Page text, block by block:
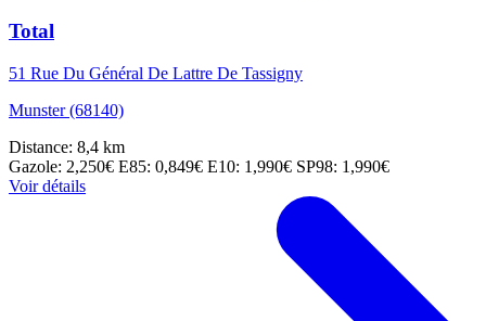
Total
51 Rue Du Général De Lattre De Tassigny
Munster (68140)
Distance: 8,4 km
Gazole: 2,250€ E85: 0,849€ E10: 1,990€ SP98: 1,990€
Voir détails